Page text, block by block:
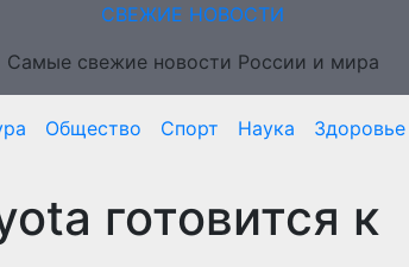
СВЕЖИЕ НОВОСТИ
Самые свежие новости России и мира
Общество Спорт Наука Здоровье
готовится к